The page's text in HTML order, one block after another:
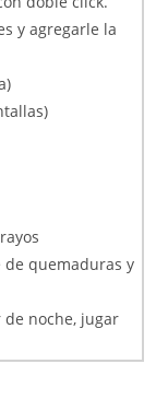
y agregarle la
de quemaduras y
de noche, jugar